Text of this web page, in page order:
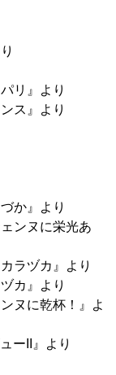
リ』より
ス』より
か』より
ンヌに栄光あ
ラヅカ』より
カ』より
ヌに乾杯！』よ
ーII』より